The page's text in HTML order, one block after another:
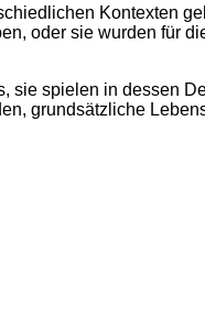
Kontexten
oder sie wurden für
sie spielen in dessen
grundsätzliche